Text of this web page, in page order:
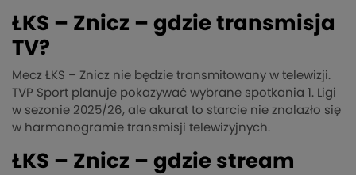
ŁKS – Znicz – gdzie transmisja
TV?
Mecz ŁKS – Znicz nie będzie transmitowany w telewizji.
TVP Sport planuje pokazywać wybrane spotkania 1. Ligi
w sezonie 2025/26, ale akurat to starcie nie znalazło się
w harmonogramie transmisji telewizyjnych.
ŁKS – Znicz – gdzie stream